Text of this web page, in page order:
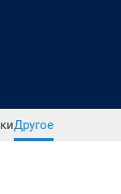
Другое